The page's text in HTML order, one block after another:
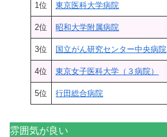
1位 東京医科大学病院
2位 昭和大学附属病院
3位 国立がん研究センター中央病院
4位 東京女子医科大学（３病院）
5位 行田総合病院
雰囲気が良い